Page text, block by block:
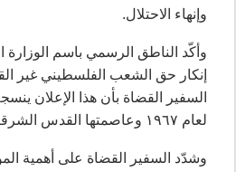
وإنهاء الاحتلال.
وأكّد الناطق الرسمي باسم
إنكار حق الشعب الفلسطيني غير
السفير القضاة بأن هذا الإعلان
لعام ١٩٦٧ وعاصمتها القدس الشرقية، على أساس حل الدولتين، وفقًا لقرارات الشرعية الدولية ومبادرة السلام العربية.
وشدّد السفير القضاة على أهمية